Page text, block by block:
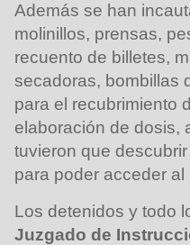
Además se han
molinillos, prensas,
recuento de billetes,
secadoras, bombillas
para el recubrimiento
elaboración de dosis,
tuvieron que
para poder acceder
Los detenidos y todo
Juzgado de